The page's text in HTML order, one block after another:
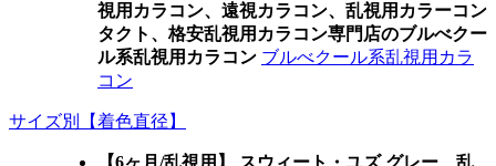
視用カラコン、遠視カラコン、乱視用カラーコン
タクト、格安乱視用カラコン専門店のブルべクー
ル系乱視用カラコン ブルべクール系乱視用カラ
コン
サイズ別【着色直径】
【6ヶ月/乱視用】 スウィート・ユズ グレー、乱